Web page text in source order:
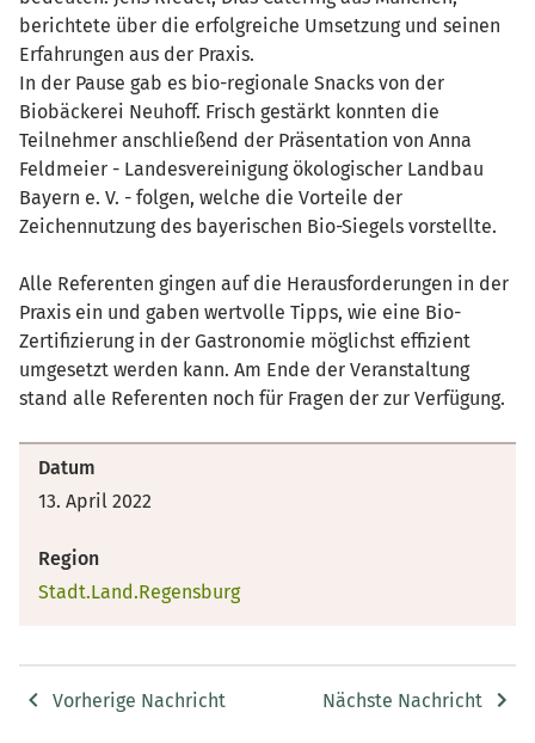
berichtete über die erfolgreiche Umsetzung und seinen
Erfahrungen aus der Praxis.
In der Pause gab es bio-regionale Snacks von der
Biobäckerei Neuhoff. Frisch gestärkt konnten die
Teilnehmer anschließend der Präsentation von Anna
Feldmeier - Landesvereinigung ökologischer Landbau
Bayern e. V. - folgen, welche die Vorteile der
Zeichennutzung des bayerischen Bio-Siegels vorstellte.
Alle Referenten gingen auf die Herausforderungen in der
Praxis ein und gaben wertvolle Tipps, wie eine Bio-
Zertifizierung in der Gastronomie möglichst effizient
umgesetzt werden kann. Am Ende der Veranstaltung
stand alle Referenten noch für Fragen der zur Verfügung.
Datum
13. April 2022
Region
Stadt.Land.Regensburg
Vorherige Nachricht Nächste Nachricht